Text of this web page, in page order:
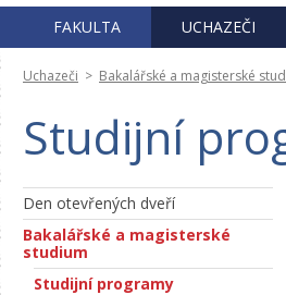
FAKULTA UCHAZEČI
Uchazeči > Bakalářské a magisterské
Studijní
Den otevřených dveří
Bakalářské a magisterské
studium
Studijní programy